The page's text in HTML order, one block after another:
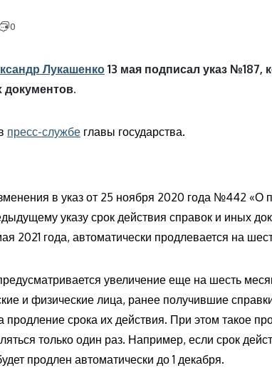
0
Лукашенко13 мая подписал указ №187,
документов.
пресс-службе главы государства.
в указ от 25 ноября 2020 года №442 «О
указу срок действия справок и иных
2021 года, автоматически продлевается на
увеличение еще на шесть
и физические лица, ранее получившие
продление срока их действия. При этом такое
только один раз. Например, если срок
продлен автоматически до 1 декабря.